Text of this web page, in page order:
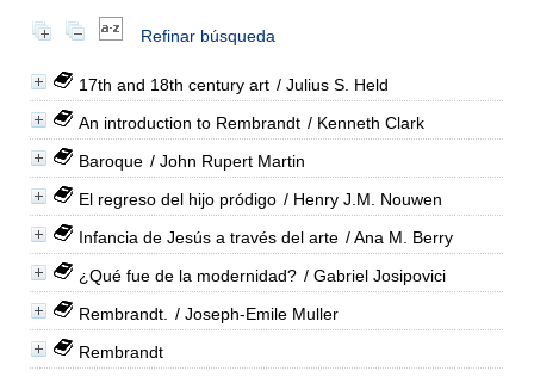
Refinar búsqueda
17th and 18th century art / Julius S. Held
An introduction to Rembrandt / Kenneth Clark
Baroque / John Rupert Martin
El regreso del hijo pródigo / Henry J.M. Nouwen
Infancia de Jesús a través del arte / Ana M. Berry
¿Qué fue de la modernidad? / Gabriel Josipovici
Rembrandt.
/ Joseph-Emile Muller
Rembrandt